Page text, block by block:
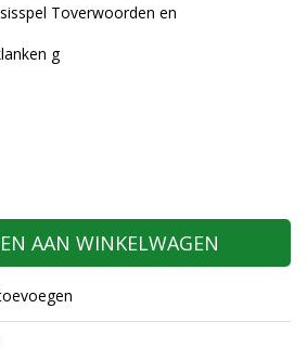
Toverwoorden en
g
AAN WINKELWAGEN